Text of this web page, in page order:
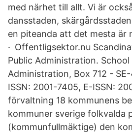
med närhet till allt. Vi är
dansstaden,
en piteanda att det mesta är
· Offentligsektor.nu
Public Administration. School
Administration, Box 712 -
ISSN: 2001-7405, E-ISSN:
förvaltning 18 kommunens
kommuner sverige folkvalda
(kommunfullmäktige) den